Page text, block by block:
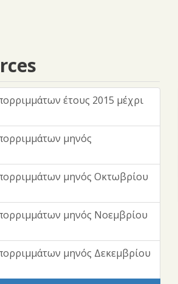
έτους 2015 μέχρι
μηνός
μηνός Οκτωβρίου
μηνός Νοεμβρίου
μηνός Δεκεμβρίου